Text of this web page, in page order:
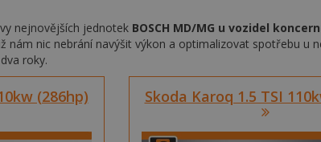
nejnovějších jednotek BOSCH MD/MG u vozidel
nám nic nebrání navýšit výkon a optimalizovat spotřebu
roky.
(286hp) Skoda Karoq 1.5 TSI